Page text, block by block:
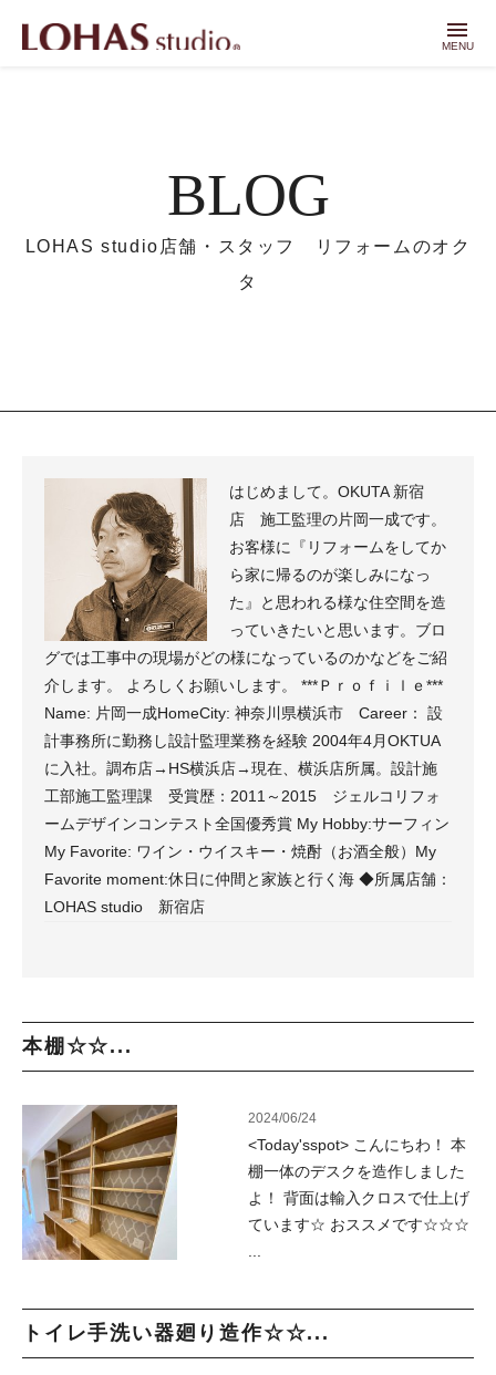
menu
MENU
BLOG
LOHAS studio店舗・スタッフ リフォームのオク
タ
はじめまして。OKUTA 新宿
店 施工監理の片岡一成です。
お客様に『リフォームをしてか
ら家に帰るのが楽しみになっ
た』と思われる様な住空間を造
っていきたいと思います。ブロ
グでは工事中の現場がどの様になっているのかなどをご紹
介します。 よろしくお願いします。 ***Ｐｒｏｆｉｌｅ***
Name: 片岡一成HomeCity: 神奈川県横浜市 Career： 設
計事務所に勤務し設計監理業務を経験 2004年4月OKTUA
に入社。調布店→HS横浜店→現在、横浜店所属。設計施
工部施工監理課 受賞歴：2011～2015 ジェルコリフォ
ームデザインコンテスト全国優秀賞 My Hobby:サーフィン
My Favorite: ワイン・ウイスキー・焼酎（お酒全般）My
Favorite moment:休日に仲間と家族と行く海 ◆所属店舗：
LOHAS studio 新宿店
本棚☆☆...
2024/06/24
<Today'sspot> こんにちわ！ 本
棚一体のデスクを造作しました
よ！ 背面は輸入クロスで仕上げ
ています☆ おススメです☆☆☆
トイレ手洗い器廻り造作☆☆...